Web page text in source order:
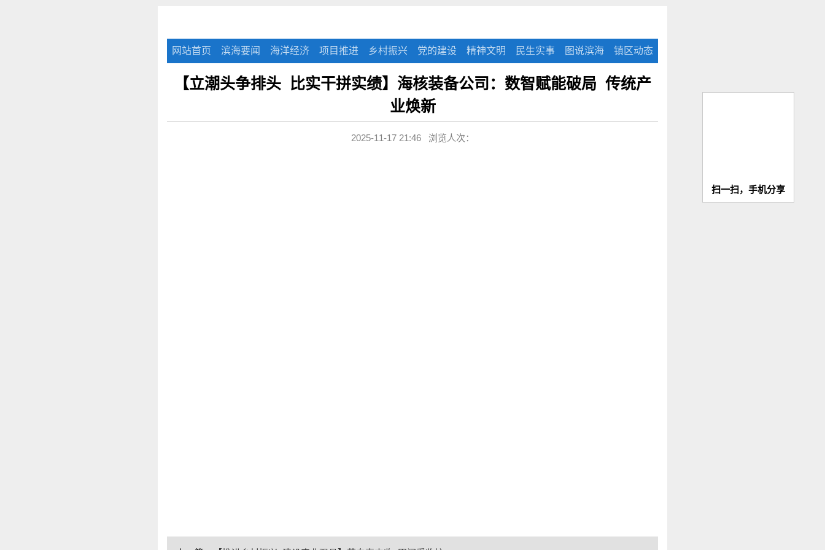
网站首页 滨海要闻 海洋经济 项目推进 乡村振兴 党的建设 精神文明 民生实事 图说滨海 镇区动态
【立潮头争排头 比实干拼实绩】海核装备公司：数智赋能破局 传统产
业焕新
2025-11-17 21:46 浏览人次：
扫一扫，手机分享